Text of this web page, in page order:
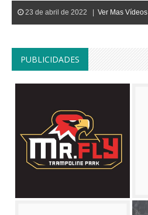
23 de abril de 2022 | Ver Mas Vídeos
PUBLICIDADES